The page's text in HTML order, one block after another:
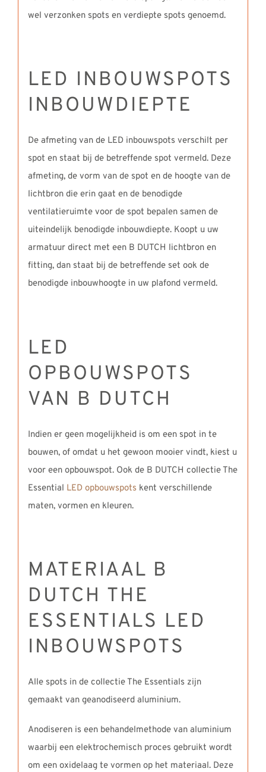
wel verzonken spots en verdiepte spots genoemd.
LED INBOUWSPOTS
INBOUWDIEPTE
De afmeting van de LED inbouwspots verschilt per
spot en staat bij de betreffende spot vermeld. Deze
afmeting, de vorm van de spot en de hoogte van de
lichtbron die erin gaat en de benodigde
ventilatieruimte voor de spot bepalen samen de
uiteindelijk benodigde inbouwdiepte. Koopt u uw
armatuur direct met een B DUTCH lichtbron en
fitting, dan staat bij de betreffende set ook de
benodigde inbouwhoogte in uw plafond vermeld.
LED
OPBOUWSPOTS
VAN B DUTCH
Indien er geen mogelijkheid is om een spot in te
bouwen, of omdat u het gewoon mooier vindt, kiest u
voor een opbouwspot. Ook de B DUTCH collectie The
Essential LED opbouwspots kent verschillende
maten, vormen en kleuren.
MATERIAAL B
DUTCH THE
ESSENTIALS LED
INBOUWSPOTS
Alle spots in de collectie The Essentials zijn
gemaakt van geanodiseerd aluminium.
Anodiseren is een behandelmethode van aluminium
waarbij een elektrochemisch proces gebruikt wordt
om een oxidelaag te vormen op het materiaal. Deze